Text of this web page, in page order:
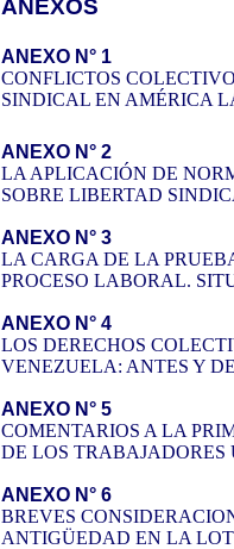
ANEXOS
ANEXO N° 1
CONFLICTOS
SINDICAL EN AMÉRICA
ANEXO N° 2
LA APLICACIÓN DE
SOBRE LIBERTAD
ANEXO N° 3
LA CARGA DE LA
PROCESO LABORAL.
ANEXO N° 4
LOS DERECHOS
VENEZUELA: ANTES Y
ANEXO N° 5
COMENTARIOS A LA
DE LOS TRABAJADORES
ANEXO N° 6
BREVES
ANTIGÜEDAD EN LA